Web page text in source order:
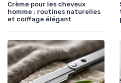
Crème pour les cheveux
homme : routines naturelles
et coiffage élégant